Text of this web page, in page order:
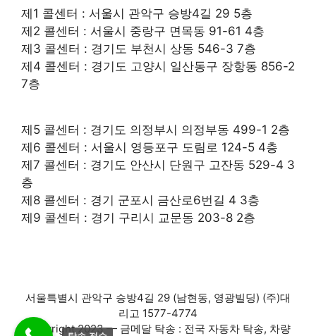
제1 콜센터 : 서울시 관악구 승방4길 29 5층
제2 콜센터 : 서울시 중랑구 면목동 91-61 4층
제3 콜센터 : 경기도 부천시 상동 546-3 7층
제4 콜센터 : 경기도 고양시 일산동구 장항동 856-2
7층
제5 콜센터 : 경기도 의정부시 의정부동 499-1 2층
제6 콜센터 : 서울시 영등포구 도림로 124-5 4층
제7 콜센터 : 경기도 안산시 단원구 고잔동 529-4 3
층
제8 콜센터 : 경기 군포시 금산로6번길 4 3층
제9 콜센터 : 경기 구리시 교문동 203-8 2층
서울특별시 관악구 승방4길 29 (남현동, 영광빌딩) (주)대
리고 1577-4774
Copyright 2023 — 금메달 탁송 : 전국 자동차 탁송, 차량